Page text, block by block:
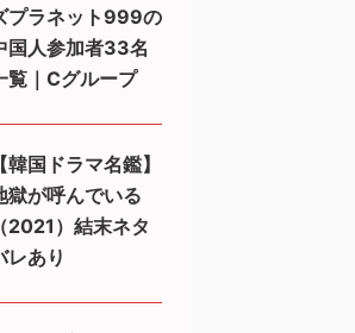
プラネット999の
国人参加者33名
覧｜Cグループ
【韓国ドラマ名鑑】
獄が呼んでいる
（2021）結末ネタ
レあり